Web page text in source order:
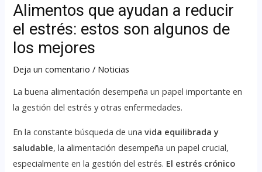
Alimentos que ayudan a reducir
el estrés: estos son algunos de
los mejores
Deja un comentario / Noticias
La buena alimentación desempeña un papel importante en
la gestión del estrés y otras enfermedades.
En la constante búsqueda de unavida equilibrada y
saludable, la alimentación desempeña un papel crucial,
especialmente en la gestión del estrés. El estrés crónico